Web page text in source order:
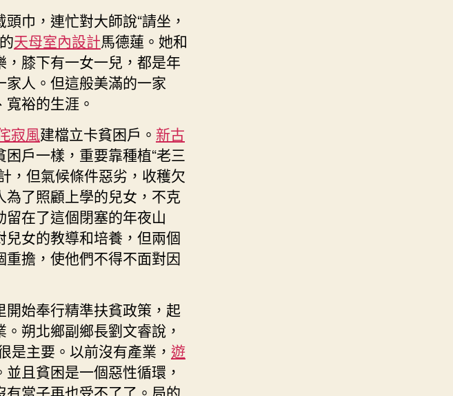
巾，連忙對大師說“請坐，
天母室內設計馬德蓮。她和
膝下有一女一兒，都是年
人。但這般美滿的一家
裕的生涯。
寂風建檔立卡貧困戶。 新古
戶一樣，重要靠種植“老三
但氣候條件惡劣，收穫欠
了照顧上學的兒女，不克
在了這個閉塞的年夜山
女的教導和培養，但兩個
擔，使他們不得不面對因
始奉行精準扶貧政策，起
朔北鄉副鄉長劉文睿說，
是主要。以前沒有產業， 遊
且貧困是一個惡性循環，
當子再也受不了了。局的